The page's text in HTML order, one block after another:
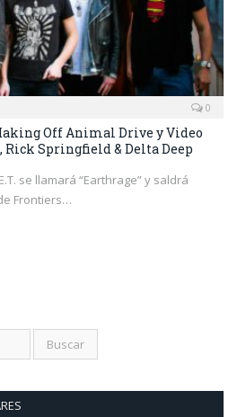
0
Off Animal Drive y Video
Rick Springfield & Delta Deep
se llamará “Earthrage” y saldrá
Frontiers…